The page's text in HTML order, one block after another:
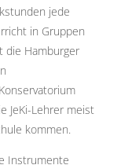
jede
in Gruppen
die Hamburger
JeKi-Lehrer meist
kommen.
Instrumente